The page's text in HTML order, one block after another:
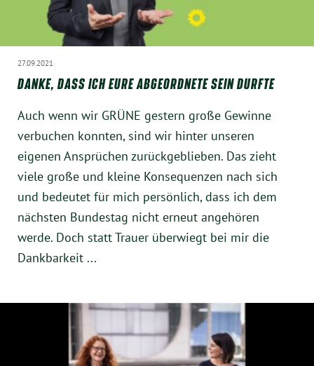
27.09.2021
DANKE, DASS ICH EURE ABGEORDNETE SEIN DURFTE
Auch wenn wir GRÜNE gestern große Gewinne
verbuchen konnten, sind wir hinter unseren
eigenen Ansprüchen zurückgeblieben. Das zieht
viele große und kleine Konsequenzen nach sich
und bedeutet für mich persönlich, dass ich dem
nächsten Bundestag nicht erneut angehören
werde. Doch statt Trauer überwiegt bei mir die
Dankbarkeit ...